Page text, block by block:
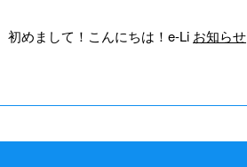
初めまして！こんにちは！e-Li お知らせ